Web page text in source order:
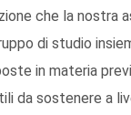
che la nostra
di studio
in materia
da sostenere a